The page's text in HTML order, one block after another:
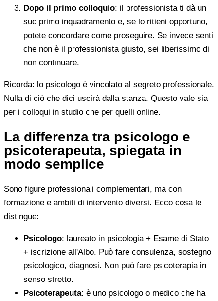
Dopo il primo colloquio: il professionista ti dà un
suo primo inquadramento e, se lo ritieni opportuno,
potete concordare come proseguire. Se invece senti
che non è il professionista giusto, sei liberissimo di
non continuare.
Ricorda: lo psicologo è vincolato al segreto professionale.
Nulla di ciò che dici uscirà dalla stanza. Questo vale sia
per i colloqui in studio che per quelli online.
La differenza tra psicologo e
psicoterapeuta, spiegata in
modo semplice
Sono figure professionali complementari, ma con
formazione e ambiti di intervento diversi. Ecco cosa le
distingue:
Psicologo: laureato in psicologia + Esame di Stato
+ iscrizione all'Albo. Può fare consulenza, sostegno
psicologico, diagnosi. Non può fare psicoterapia in
senso stretto.
Psicoterapeuta: è uno psicologo o medico che ha